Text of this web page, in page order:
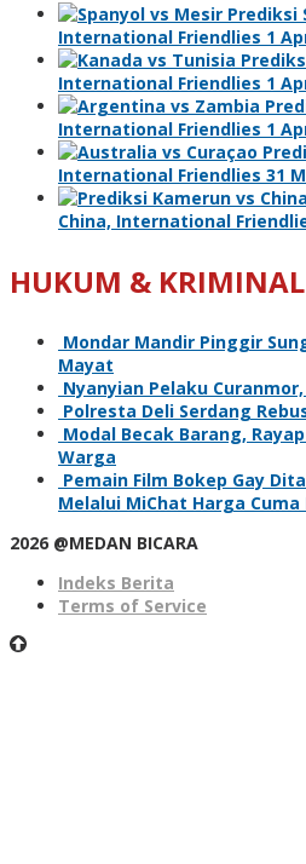
Prediksi
International Friendlies 1
International Friendlies 1
International Friendlies 1
International Friendlies 31
China, International
HUKUM & KRIMINAL
Mondar Mandir Pinggir
Mayat
Nyanyian Pelaku
Polresta Deli Serdang
Modal Becak Barang,
Warga
Pemain Film Bokep Gay
Melalui MiChat Harga Cuma
2026 @MEDAN BICARA
Indeks Berita
Terms of Service